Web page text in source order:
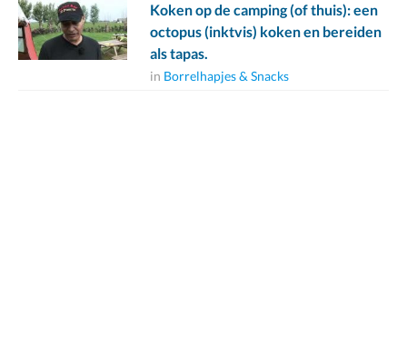
Koken op de camping (of thuis): een
octopus (inktvis) koken en bereiden
als tapas.
in Borrelhapjes & Snacks